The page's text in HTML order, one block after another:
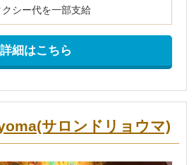
クシー代を一部支給
詳細はこちら
サロンドリョウマ)